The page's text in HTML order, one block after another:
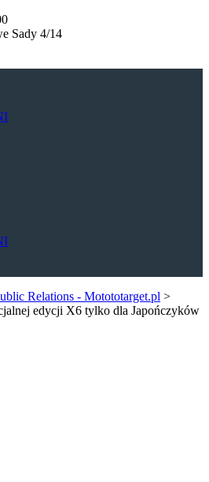
Sady 4/14
Relations - Motototarget.pl >
edycji X6 tylko dla Japończyków